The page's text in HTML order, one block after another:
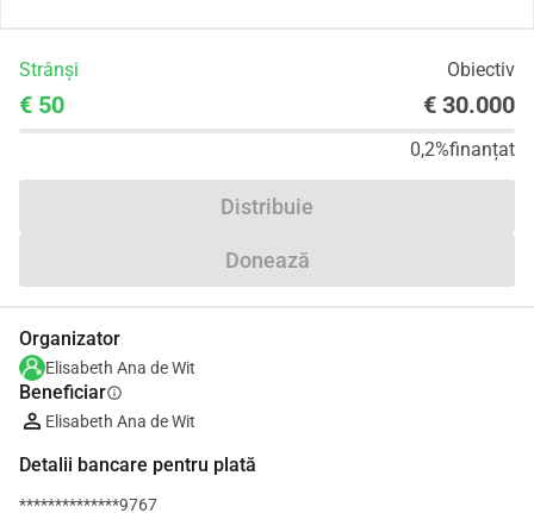
Strânși Obiectiv
€ 50 € 30.000
0,2%finanțat
Distribuie
Donează
Organizator
Elisabeth Ana de Wit
Beneficiarinfo
Elisabeth Ana de Wit
Detalii bancare pentru plată
**************9767